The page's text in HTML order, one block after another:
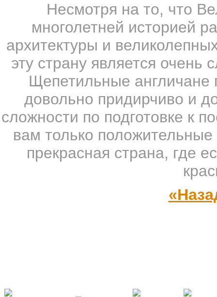
Несмотря на то, что
многолетней историей
архитектуры и
эту страну является
Щепетильные англичане
довольно придирчиво и
сложности по подготовке к
вам только
прекрасная страна, где